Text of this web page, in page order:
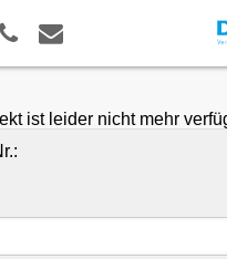
ist leider nicht mehr